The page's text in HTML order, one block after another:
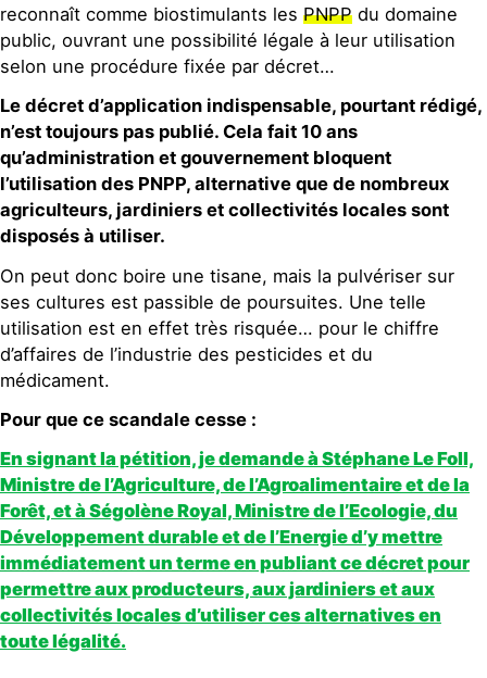
reconnaît comme biostimulants les PNPP du domaine
public, ouvrant une possibilité légale à leur utilisation
selon une procédure fixée par décret…
Le décret d’application indispensable, pourtant rédigé,
n’est toujours pas publié. Cela fait 10 ans
qu’administration et gouvernement bloquent
l’utilisation des PNPP, alternative que de nombreux
agriculteurs, jardiniers et collectivités locales sont
disposés à utiliser.
On peut donc boire une tisane, mais la pulvériser sur
ses cultures est passible de poursuites. Une telle
utilisation est en effet très risquée… pour le chiffre
d’affaires de l’in­dustrie des pesticides et du
médicament.
Pour que ce scandale cesse :
En signant la pétition, je demande à Stéphane Le Foll,
Ministre de l’Agriculture, de l’Agroalimentaire et de la
Forêt, et à Ségolène Royal, Ministre de l’Ecologie, du
Développement durable et de l’Energie d’y mettre
immédiatement un terme en publiant ce décret pour
permettre aux producteurs, aux jardiniers et aux
collectivités locales d’utiliser ces alternatives en
toute légalité.